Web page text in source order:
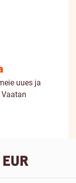
uues ja
Vaatan